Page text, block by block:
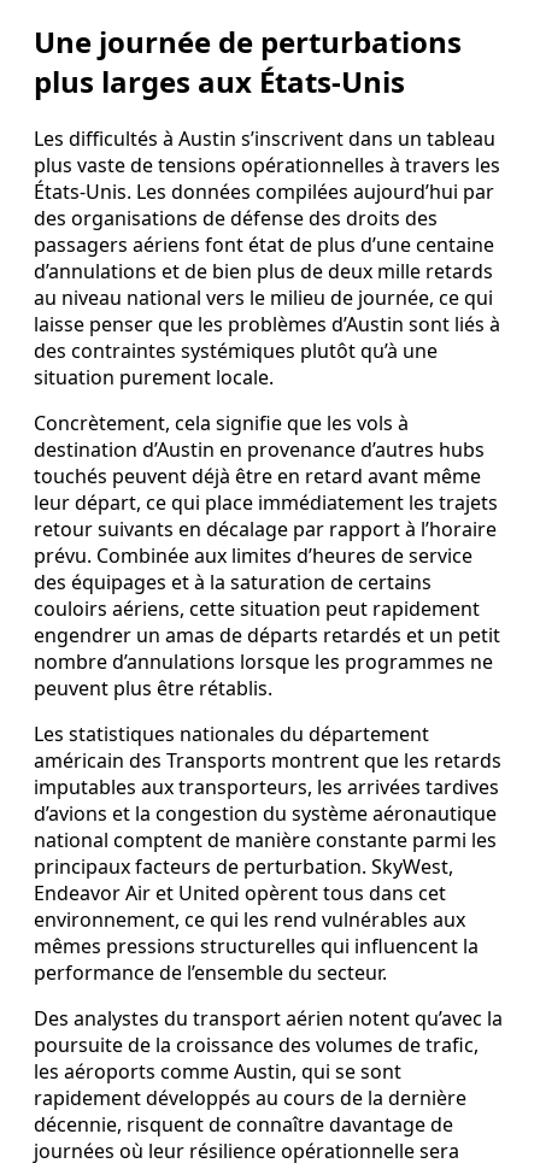
Une journée de perturbations
plus larges aux États‑Unis
Les difficultés à Austin s’inscrivent dans un tableau
plus vaste de tensions opérationnelles à travers les
États‑Unis. Les données compilées aujourd’hui par
des organisations de défense des droits des
passagers aériens font état de plus d’une centaine
d’annulations et de bien plus de deux mille retards
au niveau national vers le milieu de journée, ce qui
laisse penser que les problèmes d’Austin sont liés à
des contraintes systémiques plutôt qu’à une
situation purement locale.
Concrètement, cela signifie que les vols à
destination d’Austin en provenance d’autres hubs
touchés peuvent déjà être en retard avant même
leur départ, ce qui place immédiatement les trajets
retour suivants en décalage par rapport à l’horaire
prévu. Combinée aux limites d’heures de service
des équipages et à la saturation de certains
couloirs aériens, cette situation peut rapidement
engendrer un amas de départs retardés et un petit
nombre d’annulations lorsque les programmes ne
peuvent plus être rétablis.
Les statistiques nationales du département
américain des Transports montrent que les retards
imputables aux transporteurs, les arrivées tardives
d’avions et la congestion du système aéronautique
national comptent de manière constante parmi les
principaux facteurs de perturbation. SkyWest,
Endeavor Air et United opèrent tous dans cet
environnement, ce qui les rend vulnérables aux
mêmes pressions structurelles qui influencent la
performance de l’ensemble du secteur.
Des analystes du transport aérien notent qu’avec la
poursuite de la croissance des volumes de trafic,
les aéroports comme Austin, qui se sont
rapidement développés au cours de la dernière
décennie, risquent de connaître davantage de
journées où leur résilience opérationnelle sera